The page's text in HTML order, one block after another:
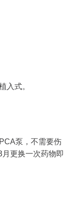
入式。
泵，不需要伤
更换一次药物即